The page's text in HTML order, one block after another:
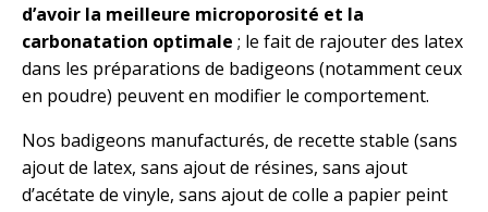
d’avoir la meilleure microporosité et la
carbonatation optimale ; le fait de rajouter des latex
dans les préparations de badigeons (notamment ceux
en poudre) peuvent en modifier le comportement.
Nos badigeons manufacturés, de recette stable (sans
ajout de latex, sans ajout de résines, sans ajout
d’acétate de vinyle, sans ajout de colle a papier peint